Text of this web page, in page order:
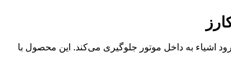
از ورود اشیاء به داخل موتور جلوگیری می‌کند. این محصول با